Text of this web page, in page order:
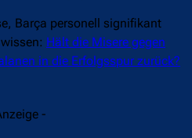
Barça personell signifikant
Hält die Misere gegen
in die Erfolgsspur zurück?
-